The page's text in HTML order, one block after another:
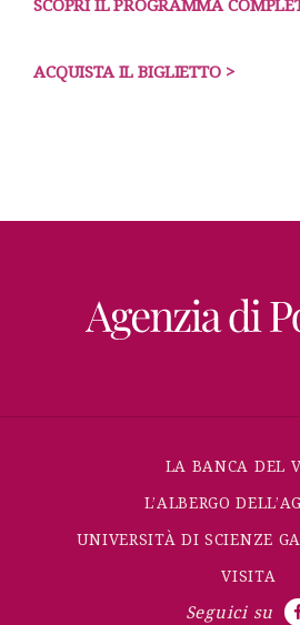
SCOPRI IL PROGRAMMA
ACQUISTA IL BIGLIETTO >
LA BANCA DEL
L’ALBERGO
UNIVERSITÀ DI SCIENZE
VISITA
Seguici su